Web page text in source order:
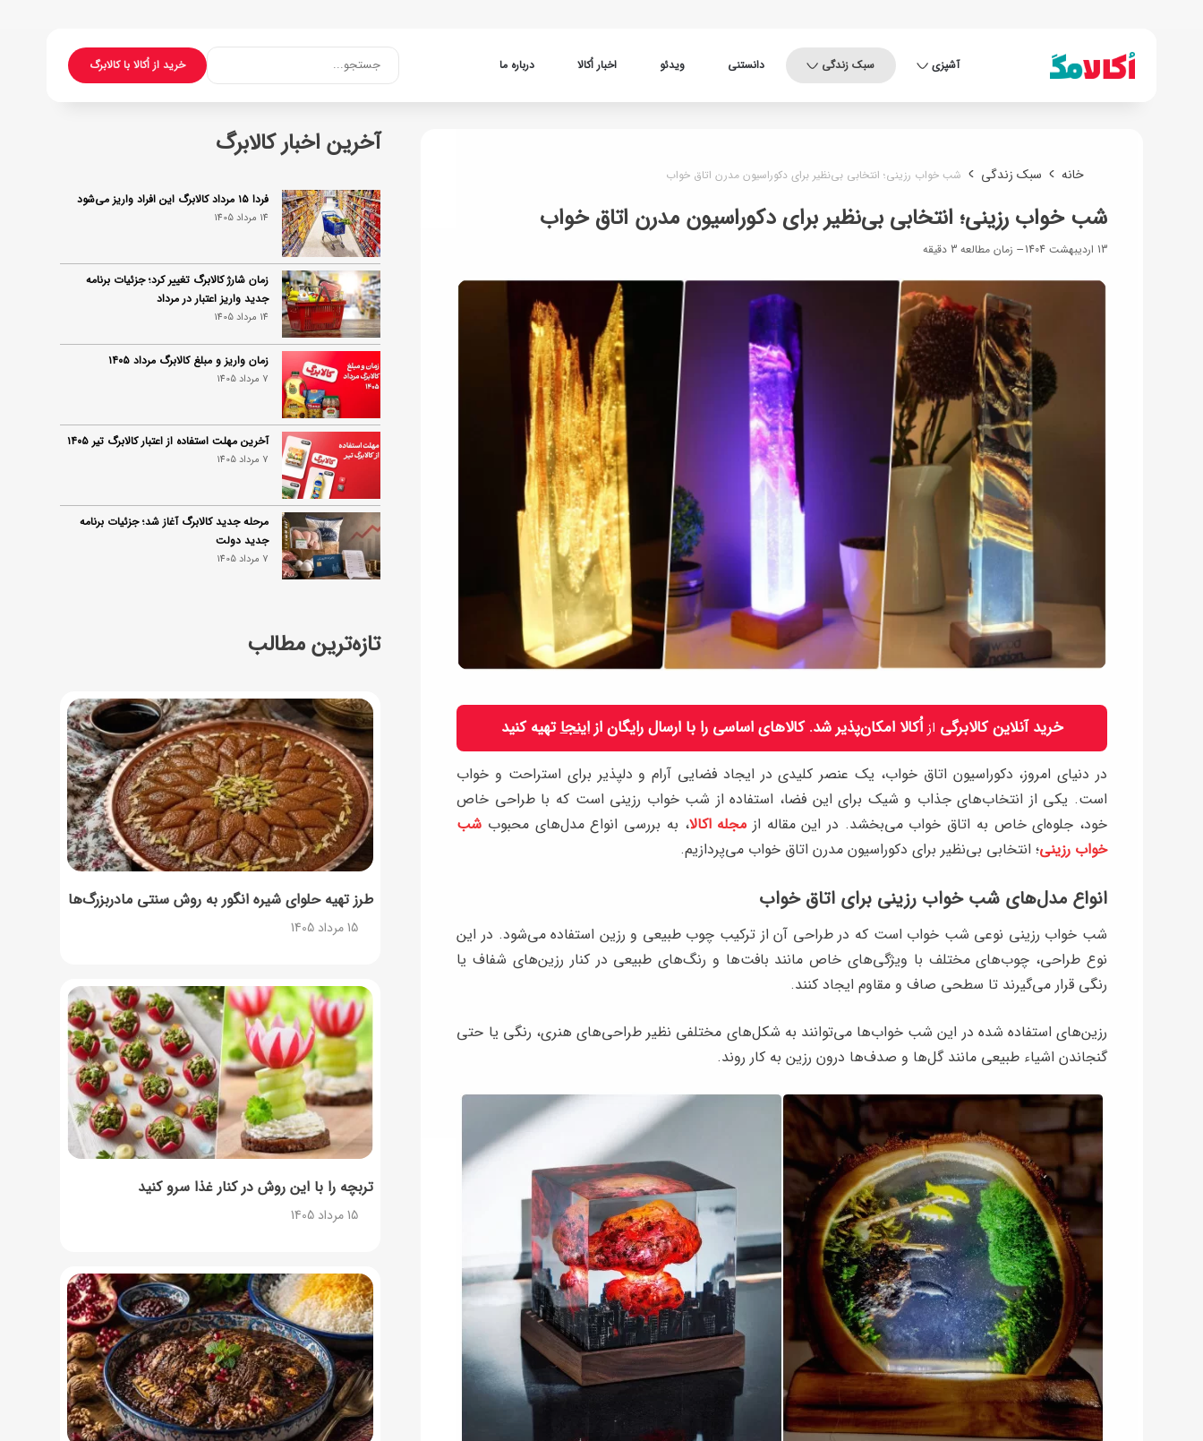
آشپزی سبک زندگی دانستنی ویدئو اخبار اُکالا درباره ما خرید از اُکالا با کالابرگجستجو...
خانه سبک زندگی شب خواب رزینی؛ انتخابی بی‌نظیر برای دکوراسیون مدرن اتاق خواب
شب خواب رزینی؛ انتخابی بی‌نظیر برای دکوراسیون مدرن اتاق خواب
13 اردیبهشت 1404 زمان مطالعه 3 دقیقه
خرید آنلاین کالابرگی ازاُکالا امکان‌پذیر شد. کالاهای اساسی را با ارسال رایگان ازاینجاتهیه کنید
در دنیای امروز، دکوراسیون اتاق خواب، یک عنصر کلیدی در ایجاد فضایی آرام و دلپذیر برای استراحت و خواب
است. یکی از انتخاب‌های جذاب و شیک برای این فضا، استفاده از شب خواب رزینی است که با طراحی خاص
خود، جلوه‌ای خاص به اتاق خواب می‌بخشد. در این مقاله از مجله اکالا، به بررسی انواع مدل‌های محبوب شب
خواب رزینی؛ انتخابی بی‌نظیر برای دکوراسیون مدرن اتاق خواب می‌پردازیم.
انواع مدل‌های شب خواب رزینی برای اتاق خواب
شب خواب رزینی نوعی شب خواب است که در طراحی آن از ترکیب چوب طبیعی و رزین استفاده می‌شود. در این
نوع طراحی، چوب‌های مختلف با ویژگی‌های خاص مانند بافت‌ها و رنگ‌های طبیعی در کنار رزین‌های شفاف یا
رنگی قرار می‌گیرند تا سطحی صاف و مقاوم ایجاد کنند.
رزین‌های استفاده شده در این شب خواب‌ها می‌توانند به شکل‌های مختلفی نظیر طراحی‌های هنری، رنگی یا حتی
گنجاندن اشیاء طبیعی مانند گل‌ها و صدف‌ها درون رزین به کار روند.
آخرین اخبار کالابرگ
فردا ۱۵ مرداد کالابرگ این افراد واریز می‌شود
14 مرداد 1405
زمان شارژ کالابرگ تغییر کرد؛ جزئیات برنامه
جدید واریز اعتبار در مرداد
14 مرداد 1405
زمان واریز و مبلغ کالابرگ مرداد ۱۴۰۵
7 مرداد 1405
آخرین مهلت استفاده از اعتبار کالابرگ تیر ۱۴۰۵
7 مرداد 1405
مرحله جدید کالابرگ آغاز شد؛ جزئیات برنامه
جدید دولت
7 مرداد 1405
تازه‌ترین مطالب
طرز تهیه حلوای شیره انگور به روش سنتی مادربزرگ‌ها
15 مرداد 1405
تربچه را با این روش در کنار غذا سرو کنید
15 مرداد 1405